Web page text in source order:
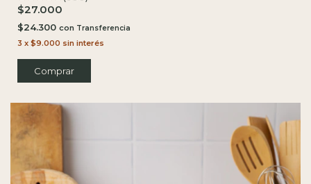
$27.000
$24.300 con
3 x $9.000 sin interés